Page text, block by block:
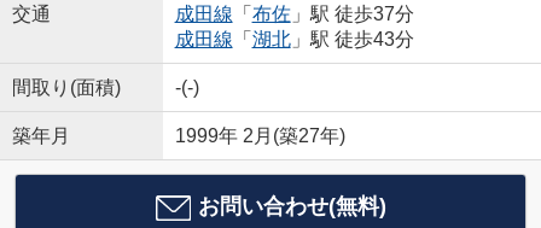
交通
成田線 「 布佐」駅 徒歩37分
成田線 「 湖北」駅 徒歩43分
間取り(面積) -(-)
築年月 1999年 2月(築27年)
お問い合わせ(無料)